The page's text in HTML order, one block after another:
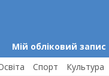
Мій обліковий запис
Спорт Культура